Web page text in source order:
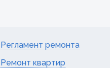
Регламент ремонта
Ремонт квартир